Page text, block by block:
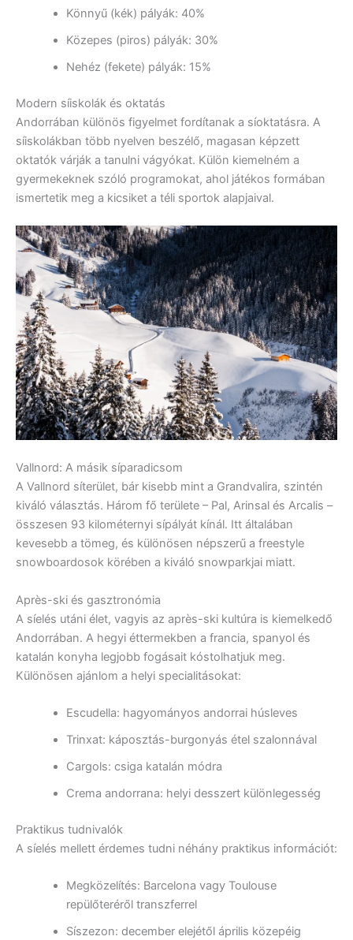
Könnyű (kék) pályák: 40%
Közepes (piros) pályák: 30%
Nehéz (fekete) pályák: 15%
Modern síiskolák és oktatás
Andorrában különös figyelmet fordítanak a síoktatásra. A
síiskolákban több nyelven beszélő, magasan képzett
oktatók várják a tanulni vágyókat. Külön kiemelném a
gyermekeknek szóló programokat, ahol játékos formában
ismertetik meg a kicsiket a téli sportok alapjaival.
Vallnord: A másik síparadicsom
A Vallnord síterület, bár kisebb mint a Grandvalira, szintén
kiváló választás. Három fő területe – Pal, Arinsal és Arcalis –
összesen 93 kilométernyi sípályát kínál. Itt általában
kevesebb a tömeg, és különösen népszerű a freestyle
snowboardosok körében a kiváló snowparkjai miatt.
Après-ski és gasztronómia
A síelés utáni élet, vagyis az après-ski kultúra is kiemelkedő
Andorrában. A hegyi éttermekben a francia, spanyol és
katalán konyha legjobb fogásait kóstolhatjuk meg.
Különösen ajánlom a helyi specialitásokat:
Escudella: hagyományos andorrai húsleves
Trinxat: káposztás-burgonyás étel szalonnával
Cargols: csiga katalán módra
Crema andorrana: helyi desszert különlegesség
Praktikus tudnivalók
A síelés mellett érdemes tudni néhány praktikus információt:
Megközelítés: Barcelona vagy Toulouse
repülőteréről transzferrel
Síszezon: december elejétől április közepéig